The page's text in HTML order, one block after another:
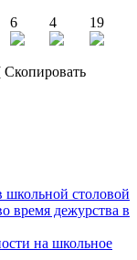
6 4 19
Скопировать
школьной столовой
время дежурства в
на школьное